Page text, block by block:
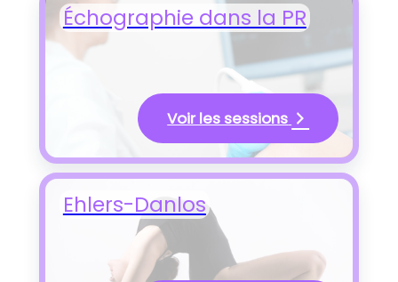
Échographie dans la PR
Voir les sessions
Ehlers-Danlos